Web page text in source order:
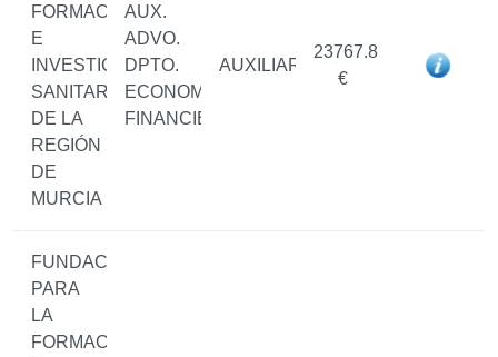
FORMACIÓN
E
INVESTIGACIÓN
SANITARIAS
DE LA
REGIÓN
DE
MURCIA
AUX.
ADVO.
DPTO.
ECONOMICO-
FINANCIERO
AUXILIAR
23767.8
€
FUNDACIÓN
PARA
LA
FORMACIÓN